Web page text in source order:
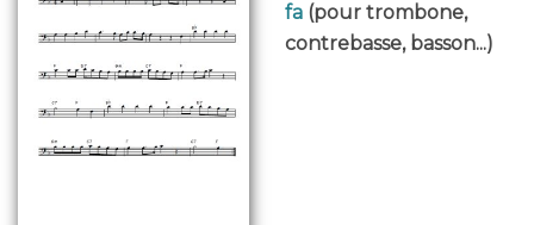
fa (pour trombone,
contrebasse, basson...)